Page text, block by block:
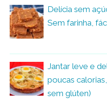
Delícia sem
Sem farinha,
Jantar leve e
poucas
sem glúten)